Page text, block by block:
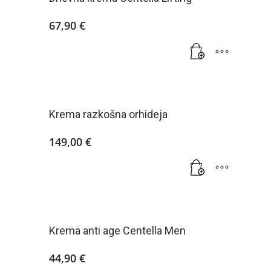
67,90 €
Krema razkošna orhideja
149,00 €
Krema anti age Centella Men
44,90 €